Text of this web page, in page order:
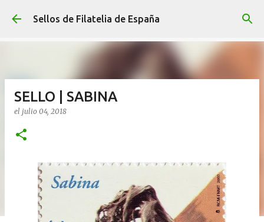
Ir al contenido principal
Sellos de Filatelia de España
SELLO | SABINA
el julio 04, 2018